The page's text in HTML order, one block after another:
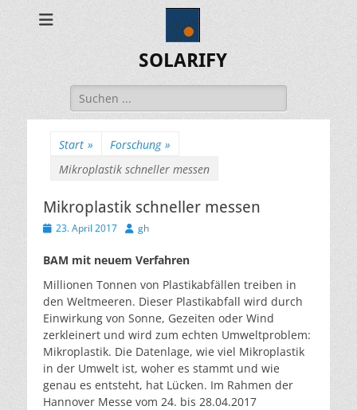
SOLARIFY
Suchen
nach:
Start » Forschung »
Mikroplastik schneller messen
Mikroplastik schneller messen
Veröffentlicht
23. April 2017 Autor
gh
BAM mit neuem Verfahren
Millionen Tonnen von Plastikabfällen treiben in
den Weltmeeren. Dieser Plastikabfall wird durch
Einwirkung von Sonne, Gezeiten oder Wind
zerkleinert und wird zum echten Umweltproblem:
Mikroplastik. Die Datenlage, wie viel Mikroplastik
in der Umwelt ist, woher es stammt und wie
genau es entsteht, hat Lücken. Im Rahmen der
Hannover Messe vom 24. bis 28.04.2017